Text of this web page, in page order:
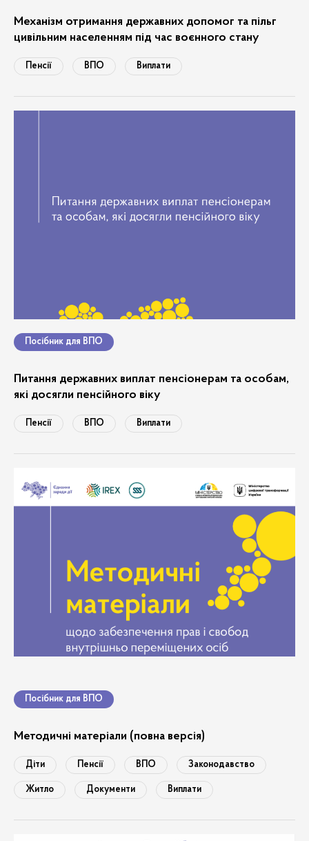
Механізм отримання державних допомог та пільг
цивільним населенням під час воєнного стану
Пенсії ВПО Виплати
Посібник для ВПО
Питання державних виплат пенсіонерам та особам,
які досягли пенсійного віку
Пенсії ВПО Виплати
Посібник для ВПО
Методичні матеріали (повна версія)
Діти Пенсії ВПО Законодавство
Житло Документи Виплати